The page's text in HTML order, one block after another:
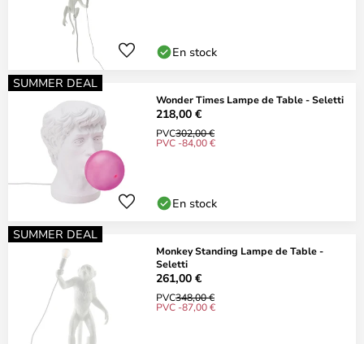
En stock
SUMMER DEAL
Wonder Times Lampe de Table - Seletti
218,00 €
PVC302,00 €
PVC -84,00 €
En stock
SUMMER DEAL
Monkey Standing Lampe de Table -
Seletti
261,00 €
PVC348,00 €
PVC -87,00 €